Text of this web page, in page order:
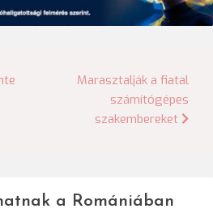
Marasztalják a fiatal
számítógépes
szakembereket
a Romániában